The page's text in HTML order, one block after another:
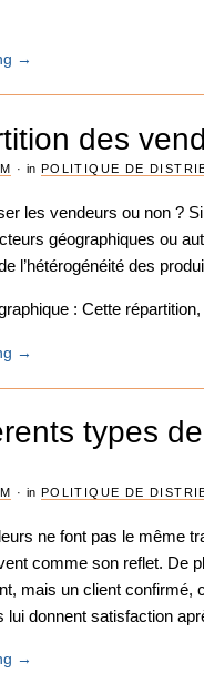
→
des
·in POLITIQUE DE
les vendeurs ou non ?
géographiques ou
l’hétérogénéité des
: Cette
→
types
·in POLITIQUE DE
ne font pas le même
comme son reflet. De
mais un client confirmé,
lui donnent satisfaction
→